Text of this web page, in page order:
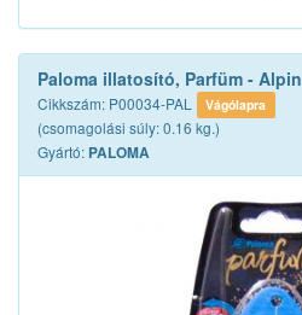
Paloma illatosító, Parfüm - Alpin
Cikkszám: P00034-PAL Vágólapra
(csomagolási súly: 0.16 kg.)
Gyártó: PALOMA